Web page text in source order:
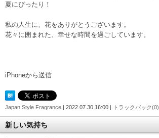
夏にぴったり！
私の人生に、花をありがとうございます。
花々に囲まれた、幸せな時間を過ごしています。
iPhoneから送信
Japan Style Fragrance | 2022.07.30 16:00 | トラックバック(0)
新しい気持ち